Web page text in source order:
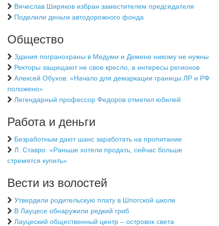
Вячеслав Ширяков избран заместителем председателя
Поделили деньги автодорожного фонда
Общество
Здания погранохраны в Медуми и Демене никому не нужны
Ректоры защищают не свое кресло, а интересы регионов
Алексей Обухов: «Начало для демаркации границы ЛР и РФ
положено»
Легендарный профессор Федоров отметил юбилей
Работа и деньги
Безработным дают шанс заработать на пропитание
Л. Ставро: «Раньше хотели продать, сейчас больше
стремятся купить»
Вести из волостей
Утвердили родительскую плату в Шпогской школе
В Лауцесе обнаружили редкий гриб
Лауцеский общественный центр – островок света